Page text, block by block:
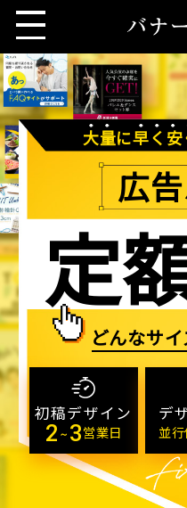
t
o
g
g
l
n
a
v
g
大量に早く安
広
定
どんなサ
初稿デザイン
2 ～ 3営業日
デ
並